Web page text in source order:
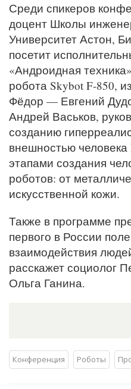
Среди спикеров
доцент Школы
Университет Астон,
посетит
«Андроидная
робота Skybot F-850,
Фёдор — Евгений
Андрей Васьков,
созданию
внешностью человека
этапами создания
роботов: от
искусственной кожи.
Также в программе
первого в России
взаимодействия
расскажет социолог
Ольга Ганина.
Конференция Роботы